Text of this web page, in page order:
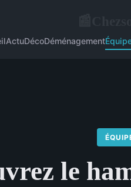
ActuDécoDéménagement
le